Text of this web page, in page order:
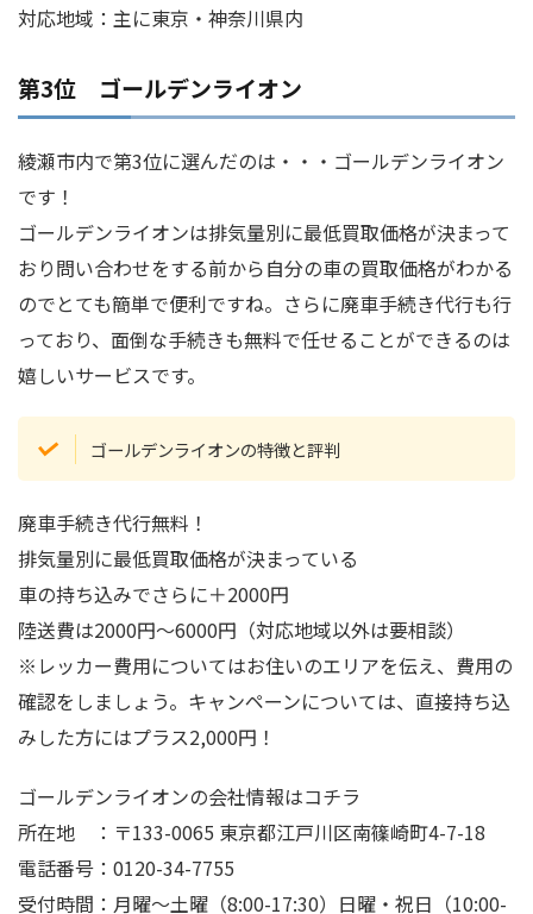
対応地域：主に東京・神奈川県内
第3位 ゴールデンライオン
綾瀬市内で第3位に選んだのは・・・ゴールデンライオン
です！
ゴールデンライオンは排気量別に最低買取価格が決まって
おり問い合わせをする前から自分の車の買取価格がわかる
のでとても簡単で便利ですね。さらに廃車手続き代行も行
っており、面倒な手続きも無料で任せることができるのは
嬉しいサービスです。
ゴールデンライオンの特徴と評判
廃車手続き代行無料！
排気量別に最低買取価格が決まっている
車の持ち込みでさらに＋2000円
陸送費は2000円～6000円（対応地域以外は要相談）
※レッカー費用についてはお住いのエリアを伝え、費用の
確認をしましょう。キャンペーンについては、直接持ち込
みした方にはプラス2,000円！
ゴールデンライオンの会社情報はコチラ
所在地 ：〒133-0065 東京都江戸川区南篠崎町4-7-18
電話番号：0120-34-7755
受付時間：月曜～土曜（8:00-17:30）日曜・祝日（10:00-